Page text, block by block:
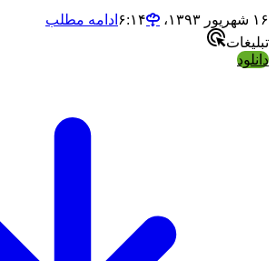
ادامه مطلب